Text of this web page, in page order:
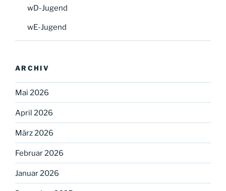
wD-Jugend
wE-Jugend
ARCHIV
Mai 2026
April 2026
März 2026
Februar 2026
Januar 2026